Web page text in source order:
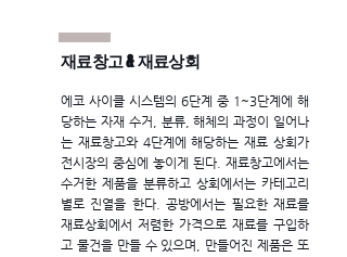
재료창고 & 재료상회
에코 사이클 시스템의 6단계 중 1~3단계에 해
당하는 자재 수거, 분류, 해체의 과정이 일어나
는 재료창고와 4단계에 해당하는 재료 상회가
전시장의 중심에 놓이게 된다. 재료창고에서는
수거한 제품을 분류하고 상회에서는 카테고리
별로 진열을 한다.공방에서는 필요한 재료를
재료상회에서 저렴한 가격으로 재료를 구입하
고 물건을 만들 수 있으며, 만들어진 제품은 또